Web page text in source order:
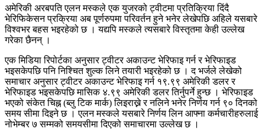
अमेरिकी अरबपति एलन मस्कले एक युजरको ट्वीटमा प्रतिक्रिया दिंदै
भेरिफिकेसन प्रक्रिया अब पूर्णरुपमा परिवर्तन हुने भनेर लेखेपछि अहिले यसबारे
विश्वभर बहस भइरहेको छ । यद्यपि मस्कले त्यसबारे विस्तृतमा केही उल्लेख
गरेका छैनन् ।
एक मिडिया रिपोर्टका अनुसार ट्वीटर अकाउन्ट भेरिफाइ गर्न र भेरिफाइड
भइसकेपछि पनि निश्चित शुल्क लिने तयारी भइरहेको छ । द भर्जले लेखेको
समाचार अनुसार ट्वीटर अकाउन्ट भेरिफाइ गर्न १९.९९ अमेरिकी डलर र
भेरिफाइड भइसकेपछि मासिक ४.९९ अमेरिकी डलर तिर्नुपर्ने हुन्छ । भेरिफाइड
भएको संकेत चिह्न (ब्लु टिक मार्क) लिइराख्ने र नलिने भनेर निर्णय गर्न ९० दिनको
समय सीमा दिइने छ । एलन मस्कले यसबारे निर्णय लिन आफ्ना कर्मचारीहरुलाई
नोभेम्बर ७ सम्मको समयसीमा दिएको समाचारमा उल्लेख छ ।